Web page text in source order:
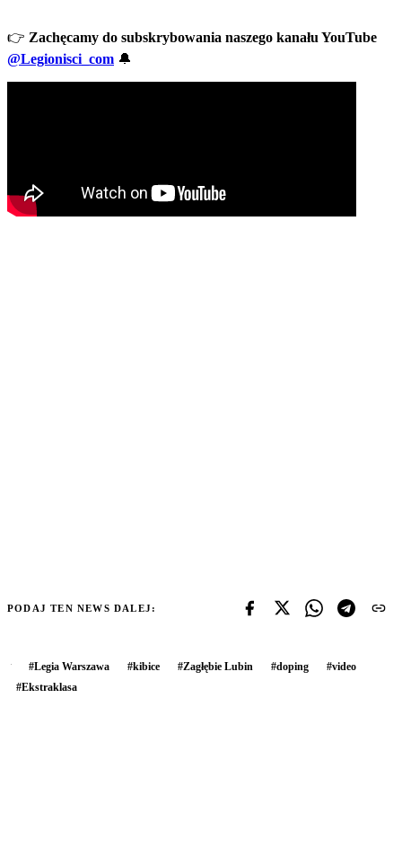
👉 Zachęcamy do subskrybowania naszego kanału YouTube
@Legionisci_com 🔔
PODAJ TEN NEWS DALEJ:
#Legia Warszawa #kibice #Zagłębie Lubin #doping #video
#Ekstraklasa